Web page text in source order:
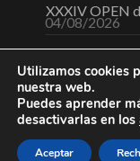
XXXIV OPEN
04/08/2026
Utilizamos cookies
nuestra web.
Puedes aprender
desactivarlas en los
Aceptar